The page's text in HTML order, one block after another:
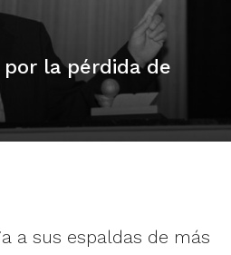
la pérdida de
a sus espaldas de más